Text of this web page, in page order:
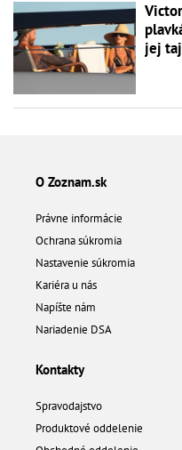
jej
O Zoznam.sk
Právne informácie
Ochrana súkromia
Nastavenie súkromia
Kariéra u nás
Napíšte nám
Nariadenie DSA
Kontakty
Spravodajstvo
Produktové oddelenie